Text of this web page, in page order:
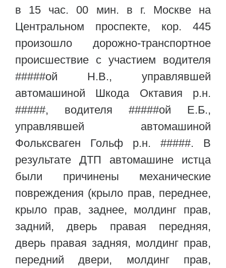
в 15 час. 00 мин. в г. Москве на
Центральном проспекте, кор. 445
произошло дорожно-транспортное
происшествие с участием водителя
#####ой Н.В., управлявшей
автомашиной Шкода Октавия р.н.
#####, водителя #####ой Е.Б.,
управлявшей автомашиной
Фольксваген Гольф р.н. #####. В
результате ДТП автомашине истца
были причинены механические
повреждения (крыло прав, переднее,
крыло прав, заднее, молдинг прав,
задний, дверь правая передняя,
дверь правая задняя, молдинг прав,
передний двери, молдинг прав,